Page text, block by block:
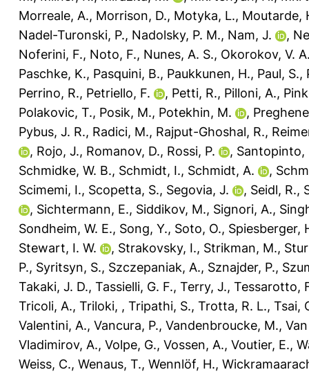
Morreale, A., Morrison, D., Motyka, L., Moutarde,
Nadel-Turonski, P., Nadolsky, P. M., Nam, J. ,
Noferini, F., Noto, F., Nunes, A. S., Okorokov, V.
Paschke, K., Pasquini, B., Paukkunen, H., Paul, S.,
Perrino, R., Petriello, F. , Petti, R., Pilloni, A.,
Polakovic, T., Posik, M., Potekhin, M. ,
Pybus, J. R., Radici, M., Rajput-Ghoshal, R.,
, Rojo, J., Romanov, D., Rossi, P. , Santopinto,
Schmidke, W. B., Schmidt, I., Schmidt, A. ,
Scimemi, I., Scopetta, S., Segovia, J. , Seidl, R.,
, Sichtermann, E., Siddikov, M., Signori, A.,
Sondheim, W. E., Song, Y., Soto, O., Spiesberger,
Stewart, I. W.
, Strakovsky, I., Strikman, M.,
P., Syritsyn, S., Szczepaniak, A., Sznajder, P.,
Takaki, J. D., Tassielli, G. F., Terry, J., Tessarotto,
Tricoli, A., Triloki, , Tripathi, S., Trotta, R. L., Tsai,
Valentini, A., Vancura, P., Vandenbroucke, M.,
Vladimirov, A., Volpe, G., Vossen, A., Voutier, E.,
Weiss, C., Wenaus, T., Wennlöf, H.,